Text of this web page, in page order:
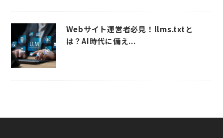
Webサイト運営者必見！llms.txtと
は？AI時代に備え...